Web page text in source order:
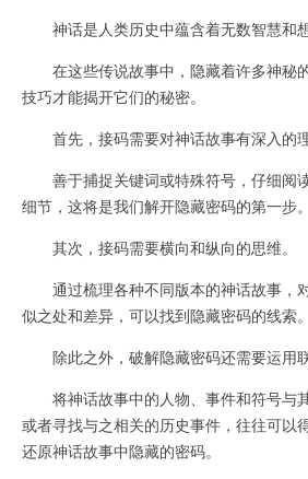
神话是人类历史中蕴含着无数智慧和想
在这些传说故事中，隐藏着许多神秘
技巧才能揭开它们的秘密。
首先，接码需要对神话故事有深入的理
善于捕捉关键词或特殊符号，仔细阅
细节，这将是我们解开隐藏密码的第一步。
其次，接码需要横向和纵向的思维。
通过梳理各种不同版本的神话故事，
似之处和差异，可以找到隐藏密码的线索。
除此之外，破解隐藏密码还需要运用联
将神话故事中的人物、事件和符号与
或者寻找与之相关的历史事件，往往可以
还原神话故事中隐藏的密码。